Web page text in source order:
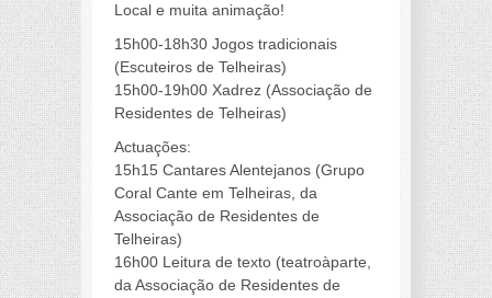
Local e muita animação!
15h00-18h30 Jogos tradicionais
(Escuteiros de Telheiras)
15h00-19h00 Xadrez (Associação de
Residentes de Telheiras)
Actuações:
15h15 Cantares Alentejanos (Grupo
Coral Cante em Telheiras, da
Associação de Residentes de
Telheiras)
16h00 Leitura de texto (teatroàparte,
da Associação de Residentes de